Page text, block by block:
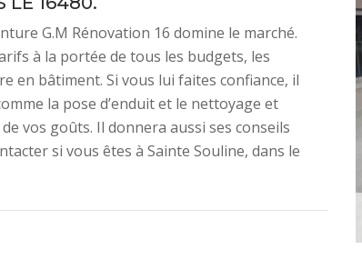
G.M Rénovation 16 domine le marché.
à la portée de tous les budgets, les
en bâtiment. Si vous lui faites confiance, il
la pose d’enduit et le nettoyage et
vos goûts. Il donnera aussi ses conseils
si vous êtes à Sainte Souline, dans le